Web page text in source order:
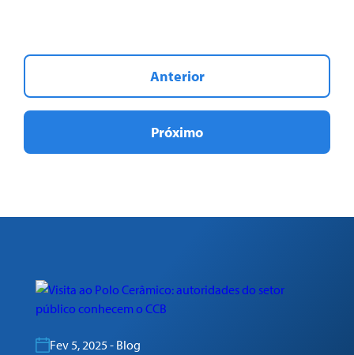
Anterior
Próximo
Fev 5, 2025 - Blog